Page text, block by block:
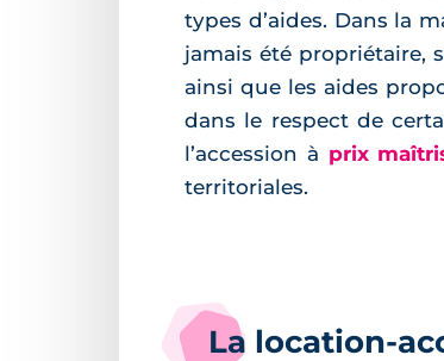
types d’aides. Dans la
jamais été propriétaire,
ainsi que les aides
dans le respect de
l’accession à prix
territoriales.
La location-